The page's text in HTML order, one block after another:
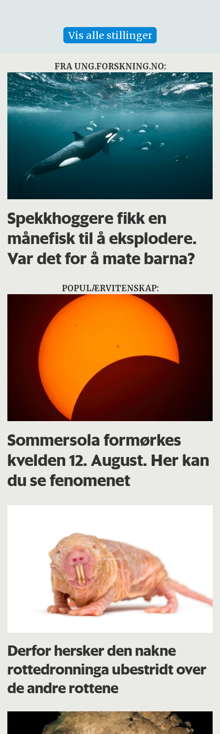
Vis alle stillinger
FRA UNG.FORSKNING.NO:
Spekkhoggere fikk en
månefisk til å eksplodere.
Var det for å mate barna?
POPULÆRVITENSKAP:
Sommersola formørkes
kvelden 12. August. Her kan
du se fenomenet
Derfor hersker den nakne
rottedronninga ubestridt over
de andre rottene